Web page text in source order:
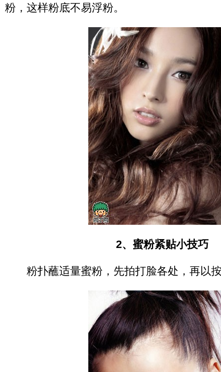
粉，这样粉底不易浮粉。
2、蜜粉紧贴小技巧
粉扑蘸适量蜜粉，先拍打脸各处，再以